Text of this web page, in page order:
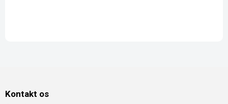
Kontakt os